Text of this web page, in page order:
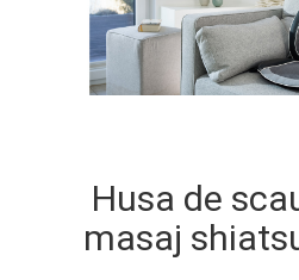
Husa de
masaj